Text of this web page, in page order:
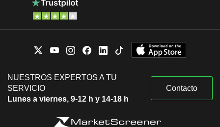
NUESTROS EXPERTOS A TU
SERVICIO
Lunes a viernes, 9-12 h y 14-18 h
Contacto